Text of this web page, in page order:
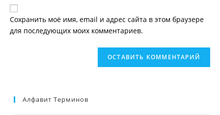
прокомментировать
веб-
сайта
(необязательно)
Сохранить моё имя, email и адрес сайта в этом браузере
для последующих моих комментариев.
Алфавит Терминов